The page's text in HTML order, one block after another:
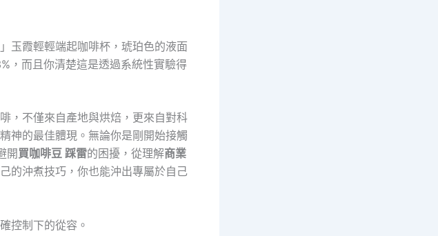
玉霞輕輕端起咖啡杯，琥珀色的液面
，而且你清楚這是透過系統性實驗得
，不僅來自產地與烘焙，更來自對科
神的最佳體現。無論你是剛開始接觸
開 買咖啡豆 踩雷的困擾，從理解商業
的沖煮技巧，你也能沖出專屬於自己
控制下的從容。